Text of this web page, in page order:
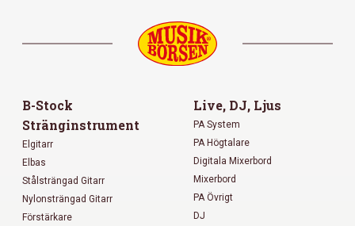
B-Stock
Stränginstrument
Elgitarr
Elbas
Stålsträngad Gitarr
Nylonsträngad Gitarr
Förstärkare
Live, DJ, Ljus
PA System
PA Högtalare
Digitala Mixerbord
Mixerbord
PA Övrigt
DJ